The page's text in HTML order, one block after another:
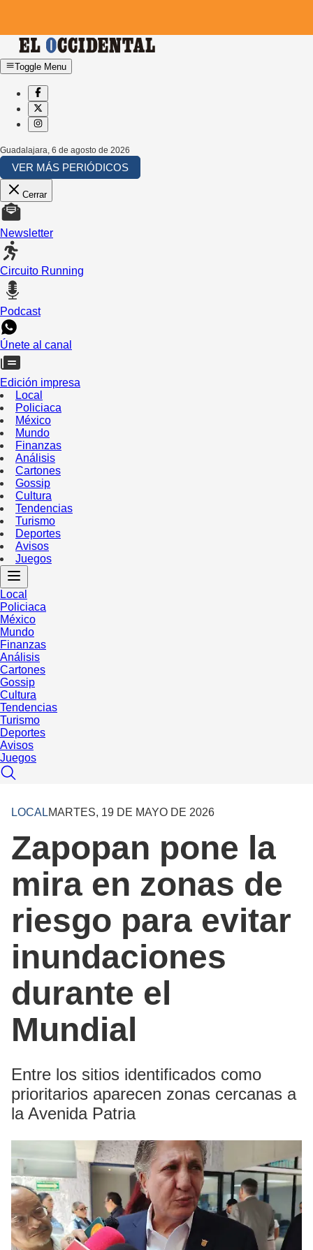
Toggle Menu
Guadalajara, 6 de agosto de 2026
VER MÁS PERIÓDICOS
Cerrar
Newsletter
Circuito Running
Podcast
Únete al canal
Edición impresa
Local
Policiaca
México
Mundo
Finanzas
Análisis
Cartones
Gossip
Cultura
Tendencias
Turismo
Deportes
Avisos
Juegos
Local
Policiaca
México
Mundo
Finanzas
Análisis
Cartones
Gossip
Cultura
Tendencias
Turismo
Deportes
Avisos
Juegos
LOCALMARTES, 19 DE MAYO DE 2026
Zapopan pone la
mira en zonas de
riesgo para evitar
inundaciones
durante el
Mundial
Entre los sitios identificados como
prioritarios aparecen zonas cercanas a
la Avenida Patria